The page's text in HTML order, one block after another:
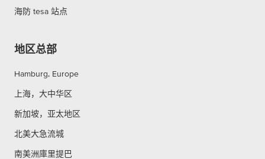
海防 tesa 站点
地区总部
Hamburg, Europe
上海，大中华区
新加坡，亚太地区
北美大急流城
南美洲庫里提巴